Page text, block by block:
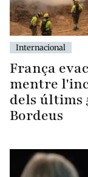
Internacional
França
mentre
dels últims
Bordeus